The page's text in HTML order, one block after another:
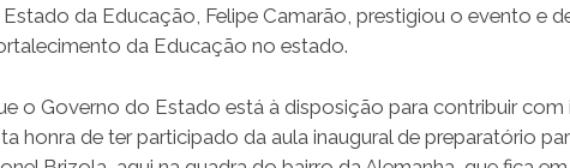
da Educação, Felipe Camarão, prestigiou o evento e
da Educação no estado.
o Governo do Estado está à disposição para contribuir com
honra de ter participado da aula inaugural de preparatório